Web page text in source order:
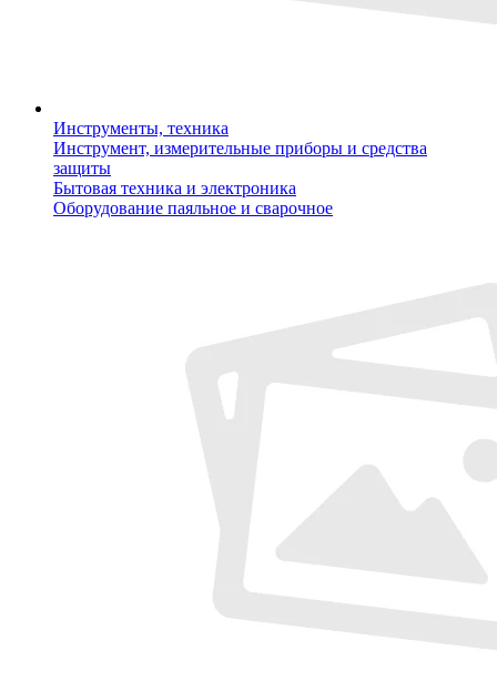
Инструменты, техника
Инструмент, измерительные приборы и средства
защиты
Бытовая техника и электроника
Оборудование паяльное и сварочное